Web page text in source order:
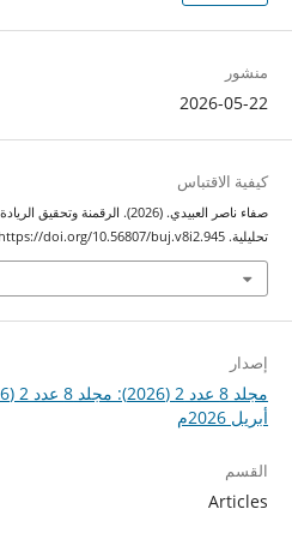
منشور
2026-05-22
كيفية الاقتباس
صفاء ناصر العبيدي. (2026).
تحليلية. doi.org/10.56807/buj.v8i2.945
إصدار
أبريل 2026م
القسم
Articles